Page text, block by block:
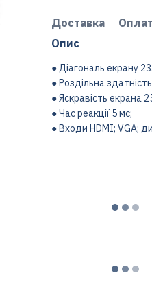
Доставка
Опис
● Діагональ екрану
● Роздільна
● Яскравість екрана
● Час реакції 5 мс;
● Входи HDMI; VGA;